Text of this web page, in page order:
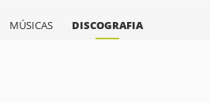
MÚSICAS DISCOGRAFIA